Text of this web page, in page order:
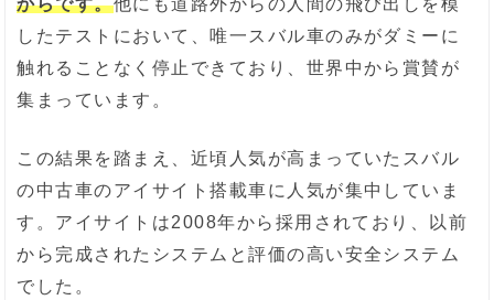
からです。他にも道路外からの人間の飛び出しを模
したテストにおいて、唯一スバル車のみがダミーに
触れることなく停止できており、世界中から賞賛が
集まっています。
この結果を踏まえ、近頃人気が高まっていたスバル
の中古車のアイサイト搭載車に人気が集中していま
す。アイサイトは2008年から採用されており、以前
から完成されたシステムと評価の高い安全システム
でした。